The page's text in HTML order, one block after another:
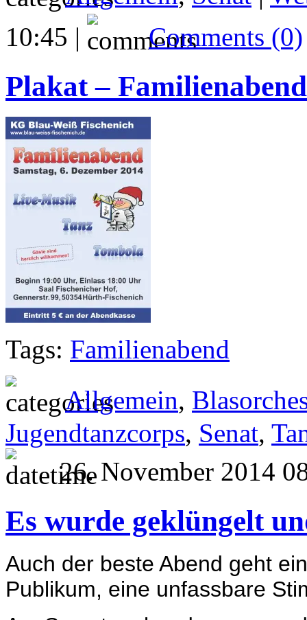
10:45 |
Comments (0)
Plakat –
Tags: Familienabend
Allgemein,
Jugendtanzcorps, Senat,
26. November 2014
Es wurde geklüngelt
Auch der beste Abend geht
Publikum, eine unfassbare